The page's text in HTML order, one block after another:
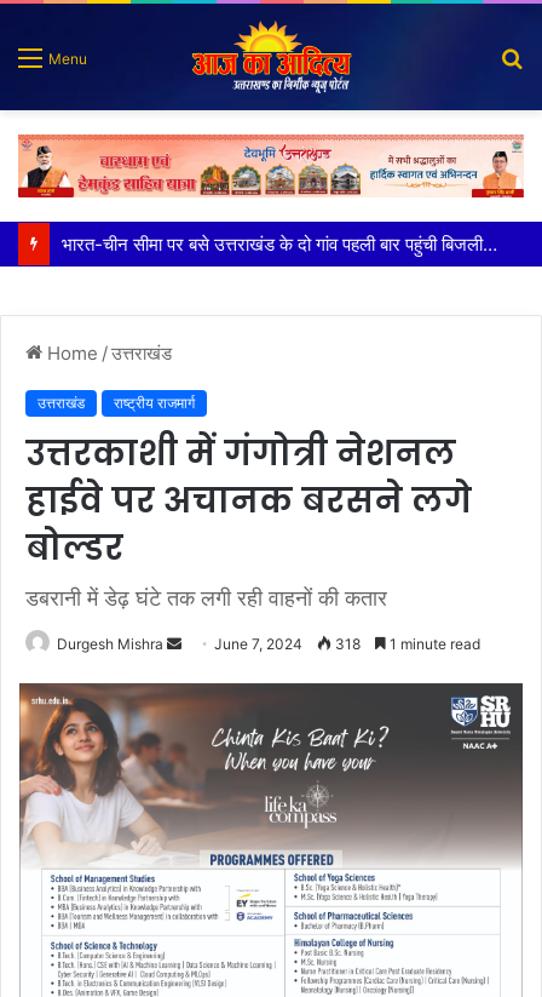
Menu
100 किडनी ट्रांसप्लांट की सफलता, हिम्स जौलीग्रांट ने बढ़ाया चिकित्सा सेवाओं का भरोसा
Home /उत्तराखंड
उत्तराखंड राष्ट्रीय राजमार्ग
उत्तरकाशी में गंगोत्री नेशनल
हाईवे पर अचानक बरसने लगे
बोल्डर
डबरानी में डेढ़ घंटे तक लगी रही वाहनों की कतार
Durgesh Mishra
Send
email
June 7, 2024 318 1 minute read